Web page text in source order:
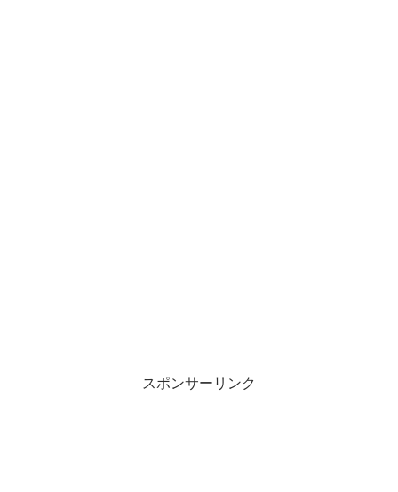
スポンサーリンク